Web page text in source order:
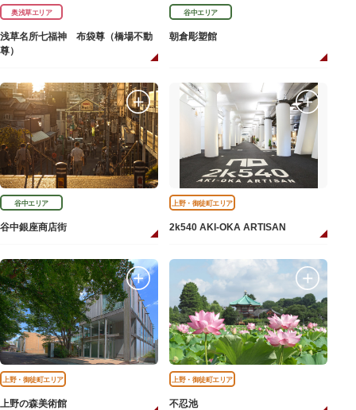
奥浅草エリア
浅草名所七福神 布袋尊（橋場不動
尊）
谷中エリア
朝倉彫塑館
谷中エリア
谷中銀座商店街
上野・御徒町エリア
2k540 AKI-OKA ARTISAN
上野・御徒町エリア
上野の森美術館
上野・御徒町エリア
不忍池